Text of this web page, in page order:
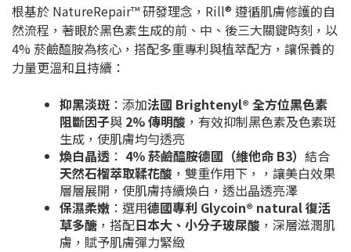
根基於 NatureRepair™ 研發理念，Rill® 遵循肌膚修護的自
然流程，著眼於黑色素生成的前、中、後三大關鍵時刻，以
4% 菸鹼醯胺為核心，搭配多重專利與植萃配方，讓保養的
力量更溫和且持續：
抑黑淡斑 ：添加法國 Brightenyl® 全方位黑色素
阻斷因子與 2% 傳明酸 ，有效抑制黑色素及色素斑
生成，使肌膚均勻透亮
煥白晶透 ： 4％ 菸鹼醯胺德國（維他命 B3） 結合
天然石榴萃取鞣花酸 ，雙重作用下，，讓美白效果
層層展開，使肌膚持續煥白，透出晶透亮澤
保濕柔嫩 ：選用德國專利 Glycoin® natural 復活
草多醣 ，搭配日本大、小分子玻尿酸 ，深層滋潤肌
膚，賦予肌膚彈力緊緻